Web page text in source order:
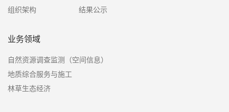
组织架构
结果公示
业务领域
自然资源调查监测（空间信息）
地质综合服务与施工
林草生态经济